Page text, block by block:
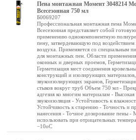
Пена монтажная Момент 3048214
Всесезонная 750 мл
Б0069207
Профессиональная монтажная пена
Всесезонная представляет собой
применению однокомпонентную
пену, затвердевающую под воздействием
воздуха. Применяется со специальным
для монтажных пен. Области
оконных и дверных проемов,
Герметизация мест соединения
конструкций и изолирующих
звукоизолирующих экранов,
стыков вокруг труб Объем 750 мл -
адгезия ко многим материалам - Высокая
звукоизоляция - Устойчивость к
Устойчивость к старению - Точность и
нанесения - Точное дозирование пены -
использовать при отрицательных
−10оС